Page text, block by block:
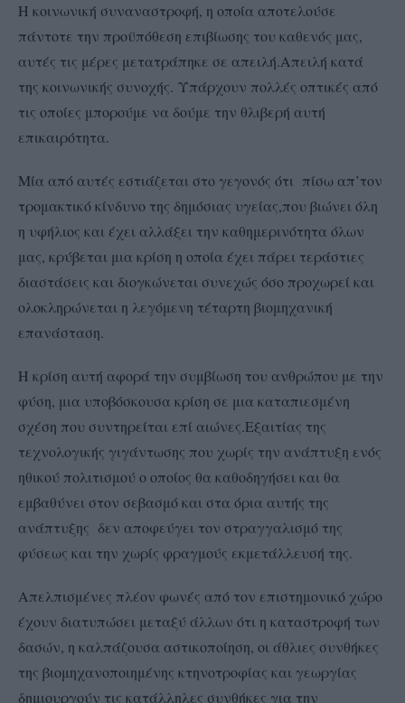
Η κοινωνική συναναστροφή, η οποία αποτελούσε
πάντοτε την προϋπόθεση επιβίωσης του καθενός μας,
αυτές τις μέρες μετατράπηκε σε απειλή.Απειλή κατά
της κοινωνικής συνοχής. Υπάρχουν πολλές οπτικές από
τις οποίες μπορούμε να δούμε την θλιβερή αυτή
επικαιρότητα.
Μία από αυτές εστιάζεται στο γεγονός ότι πίσω απ’τον
τρομακτικό κίνδυνο της δημόσιας υγείας,που βιώνει όλη
η υφήλιος και έχει αλλάξει την καθημερινότητα όλων
μας, κρύβεται μια κρίση η οποία έχει πάρει τεράστιες
διαστάσεις και διογκώνεται συνεχώς όσο προχωρεί και
ολοκληρώνεται η λεγόμενη τέταρτη βιομηχανική
επανάσταση.
Η κρίση αυτή αφορά την συμβίωση του ανθρώπου με την
φύση, μια υποβόσκουσα κρίση σε μια καταπιεσμένη
σχέση που συντηρείται επί αιώνες.Εξαιτίας της
τεχνολογικής γιγάντωσης που χωρίς την ανάπτυξη ενός
ηθικού πολιτισμού ο οποίος θα καθοδηγήσει και θα
εμβαθύνει στον σεβασμό και στα όρια αυτής της
ανάπτυξης δεν αποφεύγει τον στραγγαλισμό της
φύσεως και την χωρίς φραγμούς εκμετάλλευσή της.
Απελπισμένες πλέον φωνές από τον επιστημονικό χώρο
έχουν διατυπώσει μεταξύ άλλων ότι η καταστροφή των
δασών, η καλπάζουσα αστικοποίηση, οι άθλιες συνθήκες
της βιομηχανοποιημένης κτηνοτροφίας και γεωργίας
δημιουργούν τις κατάλληλες συνθήκες για την